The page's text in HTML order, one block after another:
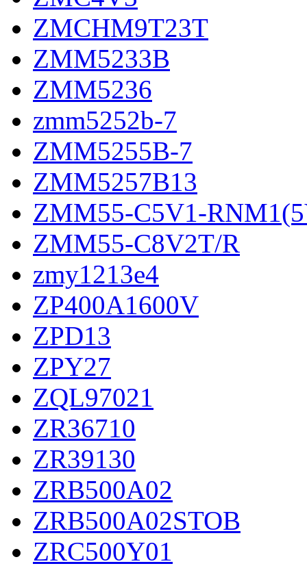
ZMCHM9T23T
ZMM5233B
ZMM5236
zmm5252b-7
ZMM5255B-7
ZMM5257B13
ZMM55-C5V1-
ZMM55-C8V2T/R
zmy1213e4
ZP400A1600V
ZPD13
ZPY27
ZQL97021
ZR36710
ZR39130
ZRB500A02
ZRB500A02STOB
ZRC500Y01